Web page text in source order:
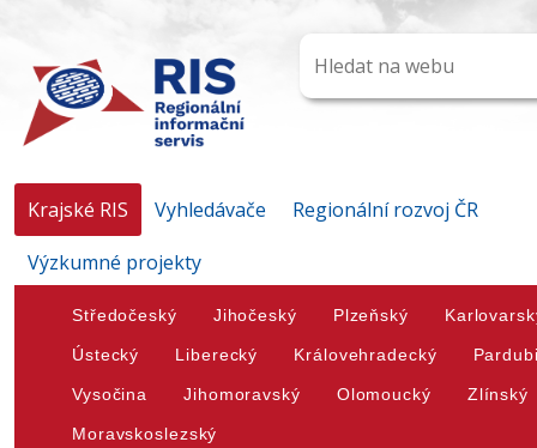
Krajské RIS Vyhledávače
Regionální rozvoj ČR
Výzkumné projekty
Středočeský Jihočeský Plzeňský
Ústecký Liberecký Královehradecký
Vysočina Jihomoravský Olomoucký Zlínský
Moravskoslezský